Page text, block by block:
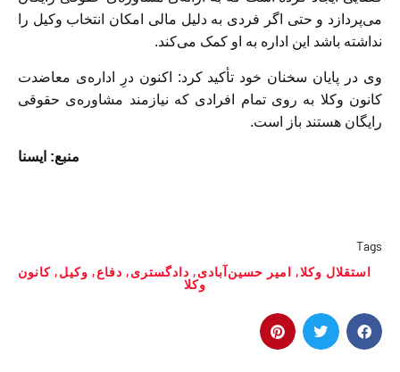
می‌پردازد و حتی اگر فردی به دلیل مالی امکان انتخاب وکیل را
نداشته باشد این اداره به او کمک می‌کند.
وی در پایان سخنان خود تأکید کرد: اکنون درِ اداره‌ی معاضدت
کانون وکلا به روی تمام افرادی که نیازمند مشاوره‌ی حقوقی
رایگان هستند باز است.
منبع: ایسنا
Tags
استقلال وکلا, امیر حسین‌آبادی, دادگستری, دفاع, وکیل, کانون
وکلا